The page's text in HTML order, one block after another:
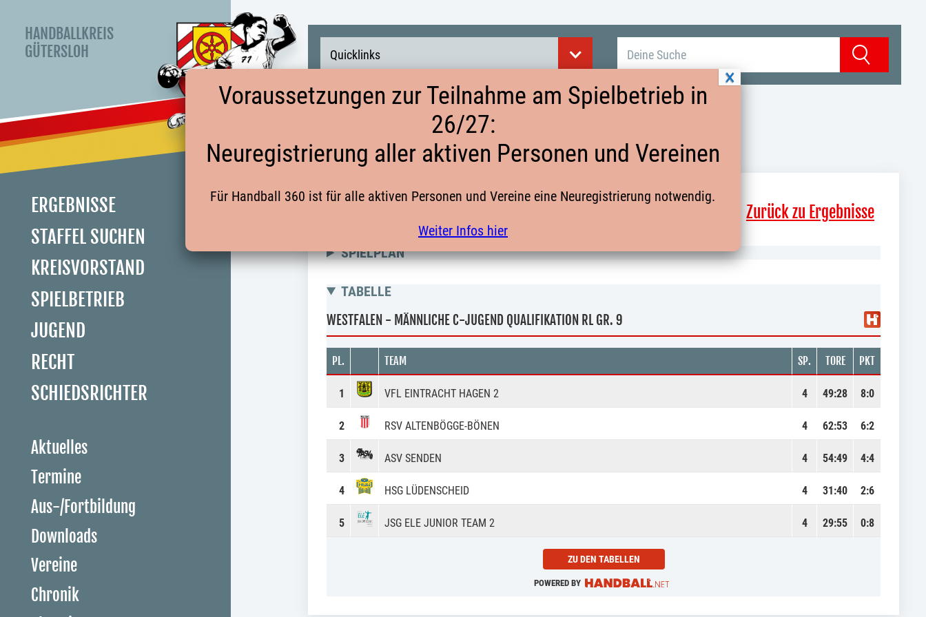
HANDBALLKREIS
GÜTERSLOH
ERGEBNISSE
STAFFEL SUCHEN
KREISVORSTAND
SPIELBETRIEB
JUGEND
RECHT
SCHIEDSRICHTER
Aktuelles
Termine
Aus-/Fortbildung
Downloads
Vereine
Chronik
Quicklinks Suchen
QUALI25 MC ZUR RL GR. 9
Zurück zu Ergebnisse
SPIELPLAN
TABELLE
WESTFALEN - MÄNNLICHE C-JUGEND QUALIFIKATION RL GR. 9
PL. TEAM SP. TORE PKT
1 VFL EINTRACHT HAGEN 2 4 49:28 8:0
2 RSV ALTENBÖGGE-BÖNEN 4 62:53 6:2
3 ASV SENDEN 4 54:49 4:4
4 HSG LÜDENSCHEID 4 31:40 2:6
5 JSG ELE JUNIOR TEAM 2 4 29:55 0:8
ZU DEN TABELLEN
POWERED BY
Voraussetzungen zur Teilnahme am Spielbetrieb in
26/27:
Neuregistrierung aller aktiven Personen und Vereinen
Für Handball 360 ist für alle aktiven Personen und Vereine eine Neuregistrierung notwendig.
Weiter Infos hier